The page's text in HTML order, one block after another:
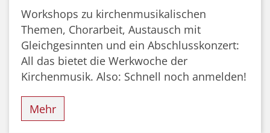
Workshops zu kirchenmusikalischen
Themen, Chorarbeit, Austausch mit
Gleichgesinnten und ein Abschlusskonzert:
All das bietet die Werkwoche der
Kirchenmusik. Also: Schnell noch anmelden!
Mehr